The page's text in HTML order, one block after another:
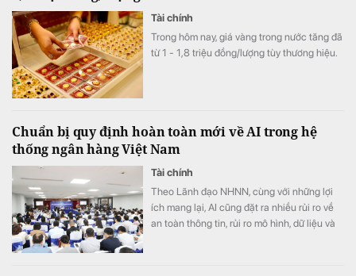
Tài chính
Trong hôm nay, giá vàng trong nước tăng đã
từ 1 - 1,8 triệu đồng/lượng tùy thương hiệu.
Chuẩn bị quy định hoàn toàn mới về AI trong hệ
thống ngân hàng Việt Nam
Tài chính
Theo Lãnh đạo NHNN, cùng với những lợi
ích mang lại, AI cũng đặt ra nhiều rủi ro về
an toàn thông tin, rủi ro mô hình, dữ liệu và